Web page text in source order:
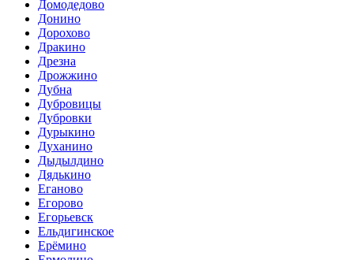
Домодедово
Донино
Дорохово
Дракино
Дрезна
Дрожжино
Дубна
Дубровицы
Дубровки
Дурыкино
Духанино
Дыдылдино
Дядькино
Еганово
Егорово
Егорьевск
Ельдигинское
Ерёмино